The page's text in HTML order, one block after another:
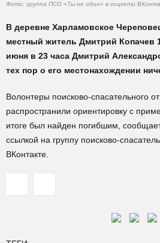
Фото: группа ПСО «Ты не один» в соцсети
В деревне Харламовское
местный житель Дмитрий Копачев
июня в 23 часа Дмитрий
тех пор о его местонахождении
Волонтеры поисково-спасательного
распространили ориентировку с
итоге был найден погибшим,
ссылкой на группу поисково-
ВКонтакте.